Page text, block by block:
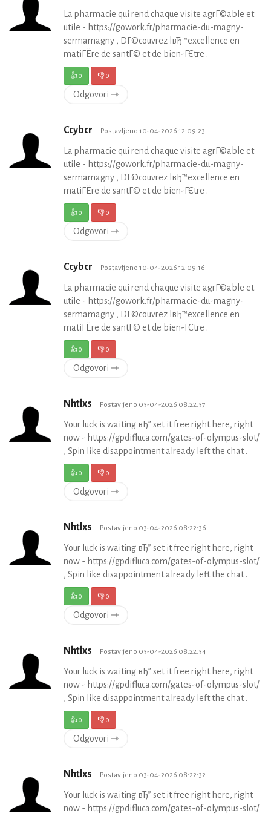
La pharmacie qui rend chaque visite agrГ©able et
utile - https://gowork.fr/pharmacie-du-magny-
sermamagny , DГ©couvrez lвЂ™excellence en
matiГЁre de santГ© et de bien-ГЄtre .
👍0 👎0
Odgovori ⇾
Ccybcr Postavljeno 10-04-2026 12:09:23
La pharmacie qui rend chaque visite agrГ©able et
utile - https://gowork.fr/pharmacie-du-magny-
sermamagny , DГ©couvrez lвЂ™excellence en
matiГЁre de santГ© et de bien-ГЄtre .
👍0 👎0
Odgovori ⇾
Ccybcr Postavljeno 10-04-2026 12:09:16
La pharmacie qui rend chaque visite agrГ©able et
utile - https://gowork.fr/pharmacie-du-magny-
sermamagny , DГ©couvrez lвЂ™excellence en
matiГЁre de santГ© et de bien-ГЄtre .
👍0 👎0
Odgovori ⇾
Nhtlxs Postavljeno 03-04-2026 08:22:37
Your luck is waiting вЂ” set it free right here, right
now - https://gpdifluca.com/gates-of-olympus-slot/
, Spin like disappointment already left the chat .
👍0 👎0
Odgovori ⇾
Nhtlxs Postavljeno 03-04-2026 08:22:36
Your luck is waiting вЂ” set it free right here, right
now - https://gpdifluca.com/gates-of-olympus-slot/
, Spin like disappointment already left the chat .
👍0 👎0
Odgovori ⇾
Nhtlxs Postavljeno 03-04-2026 08:22:34
Your luck is waiting вЂ” set it free right here, right
now - https://gpdifluca.com/gates-of-olympus-slot/
, Spin like disappointment already left the chat .
👍0 👎0
Odgovori ⇾
Nhtlxs Postavljeno 03-04-2026 08:22:32
Your luck is waiting вЂ” set it free right here, right
now - https://gpdifluca.com/gates-of-olympus-slot/